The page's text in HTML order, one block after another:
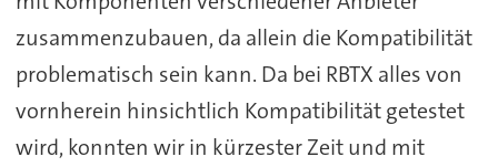
zusammenzubauen, da allein die Kompatibilität
problematisch sein kann. Da bei RBTX alles von
vornherein hinsichtlich Kompatibilität getestet
wird, konnten wir in kürzester Zeit und mit